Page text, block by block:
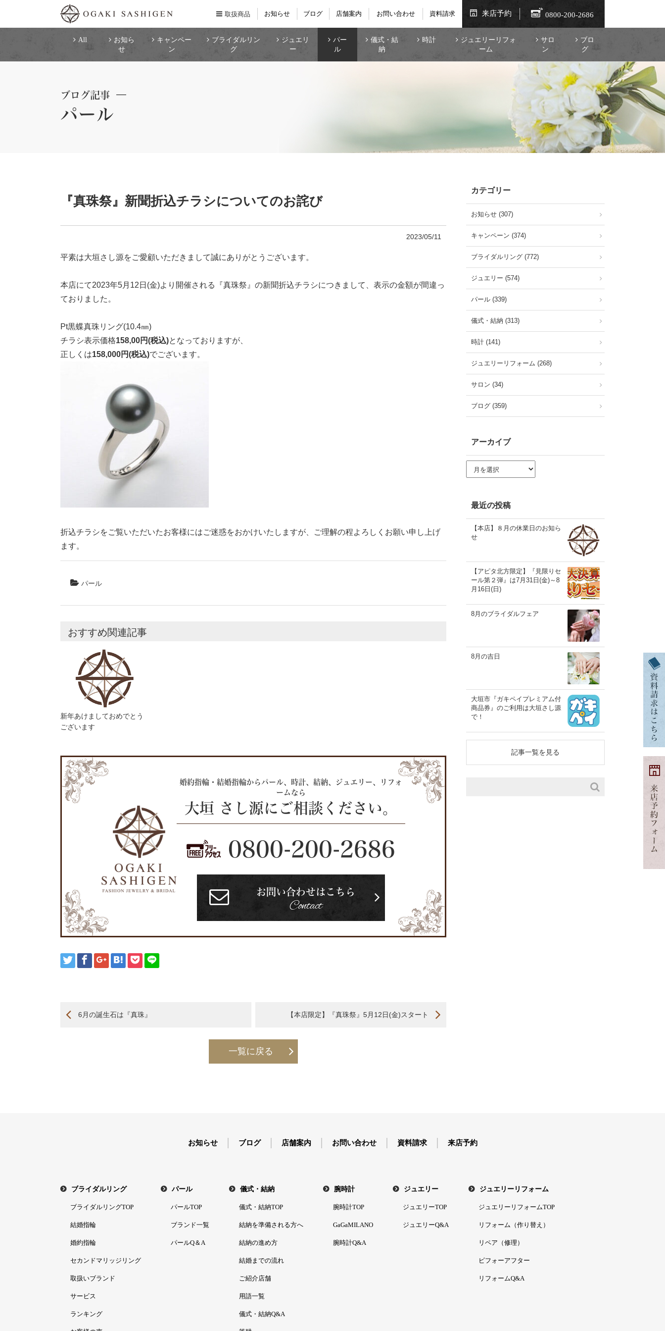
取扱商品 お知らせ ブログ 店舗案内 お問い合わせ 資料請求 来店予約 0800-200-2686
All
お知ら
せ
キャンペー
ン
ブライダルリン
グ
ジュエリ
ー
パー
ル
儀式・結
納
時計
ジュエリーリフォ
ーム
サロ
ン
ブロ
グ
ブログ記事
パール
『真珠祭』新聞折込チラシについてのお詫び
2023/05/11
平素は大垣さし源をご愛顧いただきまして誠にありがとうございます。
本店にて2023年5月12日(金)より開催される『真珠祭』の新聞折込チラシにつきまして、表示の金額が間違っ
ておりました。
Pt黒蝶真珠リング(10.4㎜)
チラシ表示価格158,00円(税込)となっておりますが、
正しくは158,000円(税込)でございます。
折込チラシをご覧いただいたお客様にはご迷惑をおかけいたしますが、ご理解の程よろしくお願い申し上げ
ます。
パール
おすすめ関連記事
新年あけましておめでとう
ございます
婚約指輪・結婚指輪からパール、時計、 結納、ジュエリー、リフォ
ームなら
大垣 さし源にご相談ください。
0800-200-2686
お問い合わせはこちら
Contact
6月の誕生石は『真珠』 【本店限定】『真珠祭』5月12日(金)スタート
一覧に戻る
カテゴリー
お知らせ (307)
キャンペーン (374)
ブライダルリング (772)
ジュエリー (574)
パール (339)
儀式・結納 (313)
時計 (141)
ジュエリーリフォーム (268)
サロン (34)
ブログ (359)
アーカイブ
ー
ブ
最近の投稿
【本店】８月の休業日のお知ら
せ
【アピタ北方限定】『見限りセ
ール第２弾』は7月31日(金)～8
月16日(日)
8月のブライダルフェア
8月の吉日
大垣市『ガキペイプレミアム付
商品券』のご利用は大垣さし源
で！
記事一覧を見る
お知らせ ブログ 店舗案内 お問い合わせ 資料請求 来店予約
ブライダルリング
ブライダルリングTOP
結婚指輪
婚約指輪
セカンドマリッジリング
取扱いブランド
サービス
ランキング
パール
パールTOP
ブランド一覧
パールQ＆A
儀式・結納
儀式・結納TOP
結納を準備される方へ
結納の進め方
結婚までの流れ
ご紹介店舗
用語一覧
儀式・結納Q&A
腕時計
腕時計TOP
GaGaMILANO
腕時計Q&A
ジュエリー
ジュエリーTOP
ジュエリーQ&A
ジュエリーリフォーム
ジュエリーリフォームTOP
リフォーム（作り替え）
リペア（修理）
ビフォーアフター
リフォームQ&A